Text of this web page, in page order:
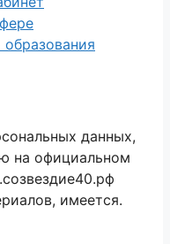
образования
данных,
на официальном
имеется.